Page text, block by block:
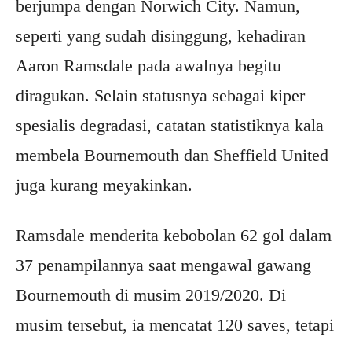
berjumpa dengan Norwich City. Namun,
seperti yang sudah disinggung, kehadiran
Aaron Ramsdale pada awalnya begitu
diragukan. Selain statusnya sebagai kiper
spesialis degradasi, catatan statistiknya kala
membela Bournemouth dan Sheffield United
juga kurang meyakinkan.
Ramsdale menderita kebobolan 62 gol dalam
37 penampilannya saat mengawal gawang
Bournemouth di musim 2019/2020. Di
musim tersebut, ia mencatat 120 saves, tetapi